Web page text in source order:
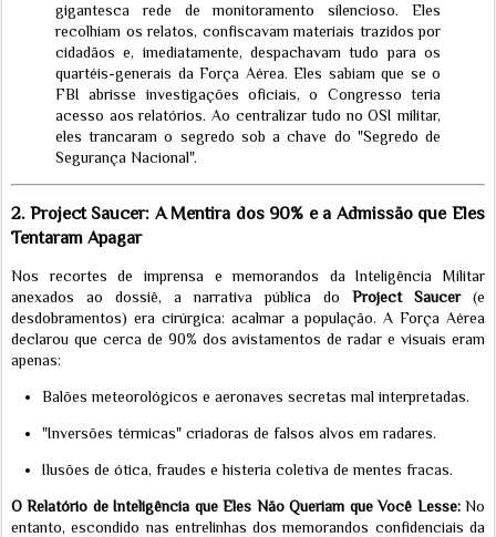
gigantesca rede de monitoramento silencioso. Eles
recolhiam os relatos, confiscavam materiais trazidos por
cidadãos e, imediatamente, despachavam tudo para os
quartéis-generais da Força Aérea. Eles sabiam que se o
FBI abrisse investigações oficiais, o Congresso teria
acesso aos relatórios. Ao centralizar tudo no OSI militar,
eles trancaram o segredo sob a chave do "Segredo de
Segurança Nacional".
2. Project Saucer: A Mentira dos 90% e a Admissão que Eles
Tentaram Apagar
Nos recortes de imprensa e memorandos da Inteligência Militar
anexados ao dossiê, a narrativa pública do Project Saucer(e
desdobramentos) era cirúrgica: acalmar a população. A Força Aérea
declarou que cerca de 90% dos avistamentos de radar e visuais eram
apenas:
Balões meteorológicos e aeronaves secretas mal interpretadas.
"Inversões térmicas" criadoras de falsos alvos em radares.
Ilusões de ótica, fraudes e histeria coletiva de mentes fracas.
O Relatório de Inteligência que Eles Não Queriam que Você Lesse:No
entanto, escondido nas entrelinhas dos memorandos confidenciais da